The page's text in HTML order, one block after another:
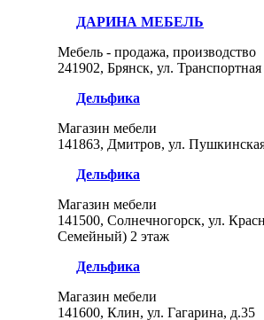
ДАРИНА МЕБЕЛЬ
Мебель - продажа, производство
241902, Брянск, ул.
Дельфика
Магазин мебели
141863, Дмитров, ул.
Дельфика
Магазин мебели
141500, Солнечногорск, ул.
Семейный) 2 этаж
Дельфика
Магазин мебели
141600, Клин, ул. Гагарина, д.35